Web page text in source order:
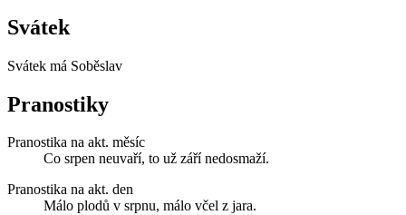
Svátek
Svátek má Soběslav
Pranostiky
Pranostika na akt. měsíc
Co srpen neuvaří, to už září nedosmaží.
Pranostika na akt. den
Málo plodů v srpnu, málo včel z jara.